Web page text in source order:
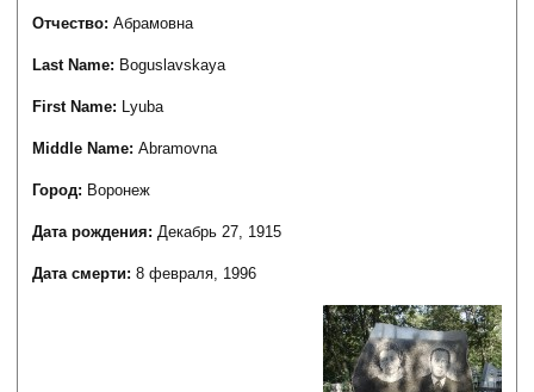
Отчество:Абрамовна
Last Name: Boguslavskaya
First Name: Lyuba
Middle Name:Abramovna
Город: Воронеж
Дата рождения:Декабрь 27, 1915
Дата смерти:8 февраля, 1996